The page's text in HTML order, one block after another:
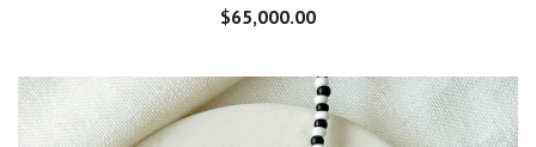
$65,000.00